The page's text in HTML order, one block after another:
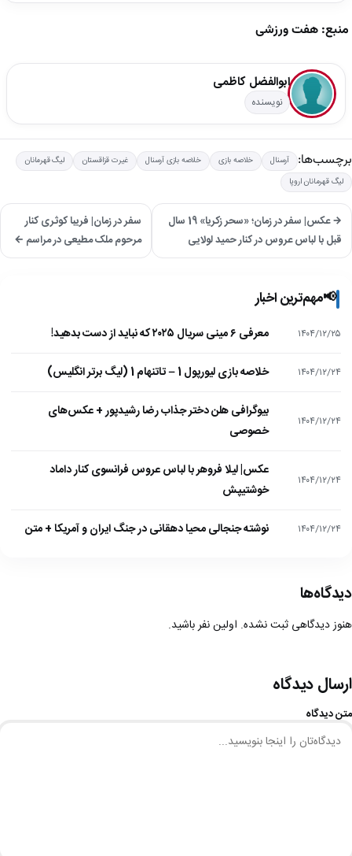
منبع: هفت ورزشی
ابوالفضل کاظمی
نویسنده
برچسب‌ها: آرسنال خلاصه بازی خلاصه بازی آرسنال غیرت قزاقستان
لیگ قهرمانان
لیگ قهرمانان اروپا
→ عکس| سفر در زمان؛ «سحر زکریا» 19 سال
قبل با لباس عروس در کنار حمید لولایی
سفر در زمان| فریبا کوثری کنار
مرحوم ملک مطیعی در مراسم ←
📢مهم‌ترین اخبار
۱۴۰۴/۱۲/۲۵ معرفی ۶ مینی سریال ۲۰۲۵ که نباید از دست بدهید!
۱۴۰۴/۱۲/۲۴ خلاصه بازی لیورپول 1 – تاتنهام 1 (لیگ برتر انگلیس)
۱۴۰۴/۱۲/۲۴
بیوگرافی هلن دختر جذاب رضا رشیدپور + عکس‌های
خصوصی
۱۴۰۴/۱۲/۲۴
عکس| لیلا فروهر با لباس عروس فرانسوی کنار داماد
خوشتیپش
۱۴۰۴/۱۲/۲۴ نوشته جنجالی محیا دهقانی در جنگ ایران و آمریکا + متن
دیدگاه‌ها
هنوز دیدگاهی ثبت نشده. اولین نفر باشید.
ارسال دیدگاه
متن دیدگاه